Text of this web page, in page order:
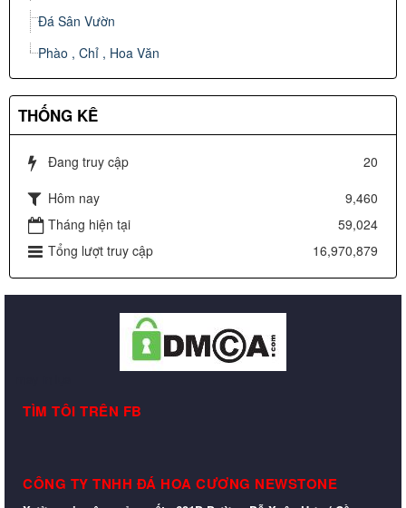
Đá Sân Vườn
Phào , Chỉ , Hoa Văn
THỐNG KÊ
Đang truy cập
20
Hôm nay
9,460
Tháng hiện tại
59,024
Tổng lượt truy cập
16,970,879
TÌM TÔI TRÊN FB
CÔNG TY TNHH ĐÁ HOA CƯƠNG NEWSTONE